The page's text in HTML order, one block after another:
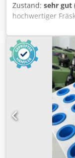
Zustand: sehr gut
hochwertiger
Xtra-tec®-Serie,
Schlichten von
ideal für CNC-
Fräsmaschinen. •
Xtra-tec® •
Ausführung –
Aciea •
Gusseisen,
technischer
ausgezeichnete
ideal für